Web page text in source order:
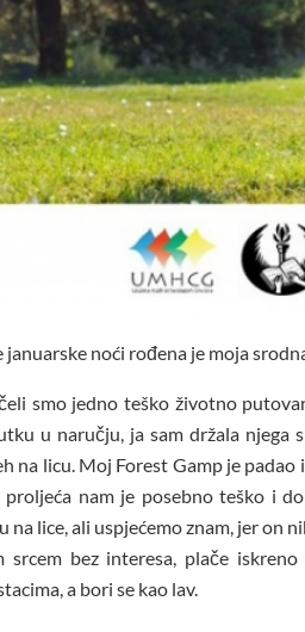
januarske noći rođena je moja
smo jedno teško životno
u naručju, ja sam držala njega
na licu. Moj Forest Gamp je
proljeća nam je posebno teško i
na lice, ali uspjećemo znam, jer on
srcem bez interesa, plače
a bori se kao lav.